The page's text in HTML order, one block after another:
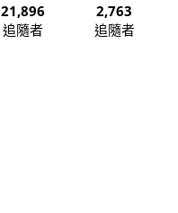
21,896
追隨者
2,763
追隨者